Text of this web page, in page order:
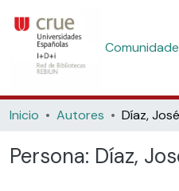
Inicio Autores Díaz,
Persona: Díaz,